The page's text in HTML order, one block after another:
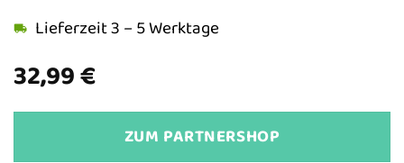
32,99€
Lieferzeit 3 – 5 Werktage
ZUM PARTNERSHOP